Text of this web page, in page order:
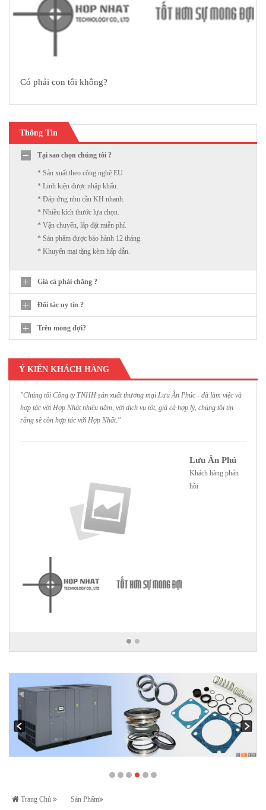
Có phải con tôi không?
Thông Tin
Tại sao chọn chúng tôi ?
* Sản xuất theo công nghệ EU
* Linh kiện được nhập khẩu.
* Đáp ứng nhu cầu KH nhanh.
* Nhiều kích thước lựa chọn.
* Vận chuyển, lắp đặt miễn phí.
* Sản phẩm được bảo hành 12 tháng.
* Khuyến mại tặng kèm hấp dẫn.
Giá cả phải chăng ?
Đối tác uy tín ?
Trên mong đợi?
Ý KIẾN KHÁCH HÀNG
"Chúng tôi Công ty TNHH sản xuất thương mại Lưu Ân Phúc - đã làm việc và
hợp tác với Hợp Nhất nhiều năm, với dịch vụ tốt, giá cả hợp lý, chúng tôi tin
rằng sẽ còn hợp tác với Hợp Nhất."
Lưu Ân Phú
Khách hàng phản
hồi
Trang Chủ Sản Phẩm